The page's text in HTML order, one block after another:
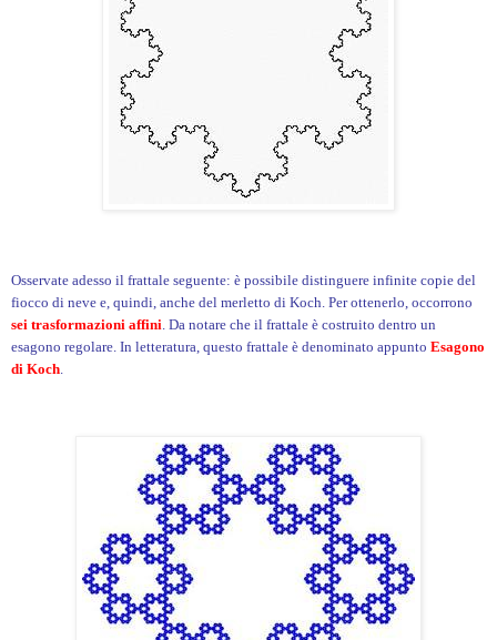
Osservate adesso il frattale seguente: è possibile distinguere infinite copie del
fiocco di neve e, quindi, anche del merletto di Koch. Per ottenerlo, occorrono
sei trasformazioni affini . Da notare che il frattale è costruito dentro un
esagono regolare. In letteratura, questo frattale è denominato appunto Esagono
di Koch